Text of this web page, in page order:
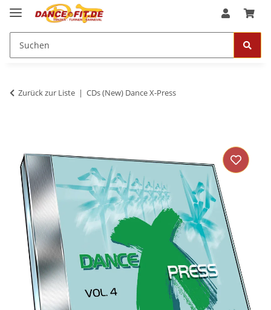
Zurück zur Liste CDs (New) Dance X-Press